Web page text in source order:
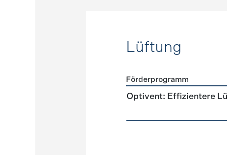
Lüftung
Förderprogramme Lüftung
Förderprogramm
Optivent: Effizientere